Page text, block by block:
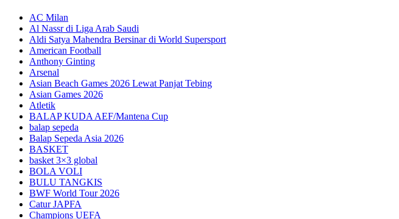
AC Milan
Al Nassr di Liga Arab Saudi
Aldi Satya Mahendra Bersinar di World Supersport
American Football
Anthony Ginting
Arsenal
Asian Beach Games 2026 Lewat Panjat Tebing
Asian Games 2026
Atletik
BALAP KUDA AEF/Mantena Cup
balap sepeda
Balap Sepeda Asia 2026
BASKET
basket 3×3 global
BOLA VOLI
BULU TANGKIS
BWF World Tour 2026
Catur JAPFA
Champions UEFA